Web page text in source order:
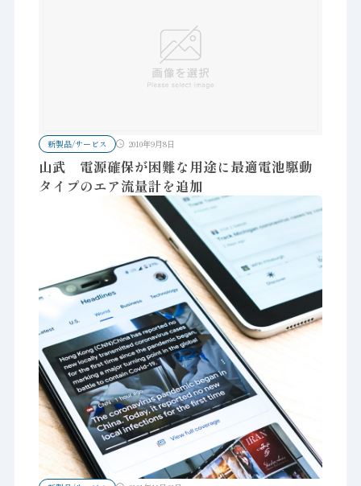
新製品/サービス 2010年9月8日
山武 電源確保が困難な用途に最適電池駆動
タイプのエア流量計を追加